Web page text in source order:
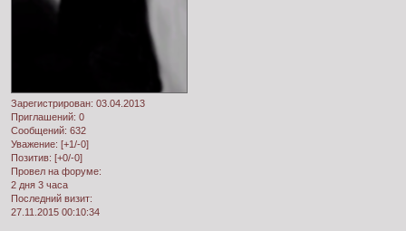
Зарегистрирован: 03.04.2013
Приглашений: 0
Сообщений: 632
Уважение: [+1/-0]
Позитив: [+0/-0]
Провел на форуме:
2 дня 3 часа
Последний визит:
27.11.2015 00:10:34